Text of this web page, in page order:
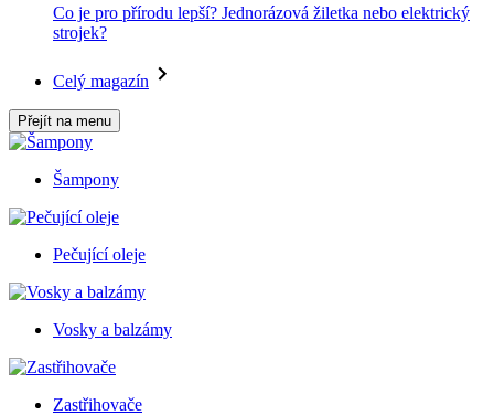
Co je pro přírodu lepší? Jednorázová žiletka nebo elektrický
strojek?
Celý magazín
Přejít na menu
Šampony
Pečující oleje
Vosky a balzámy
Zastřihovače